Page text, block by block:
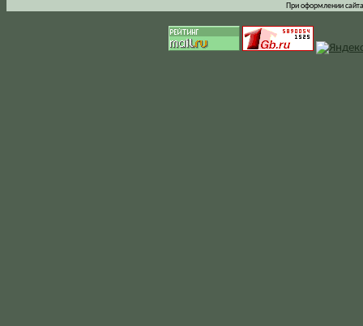
При оформлении